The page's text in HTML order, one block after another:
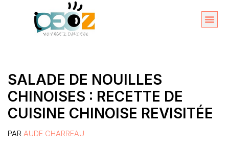
SALADE DE NOUILLES
CHINOISES : RECETTE DE
CUISINE CHINOISE REVISITÉE
PAR AUDE CHARREAU